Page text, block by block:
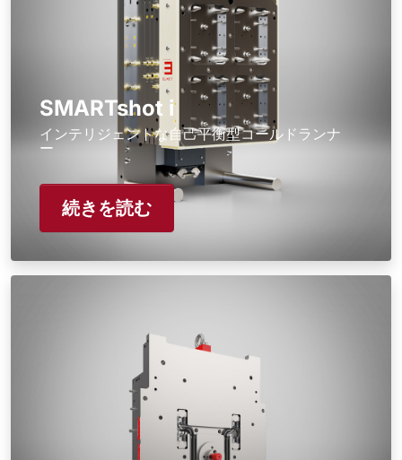
SMARTshot i
インテリジェントな自己平衡型コールドランナ
ー
続きを読む